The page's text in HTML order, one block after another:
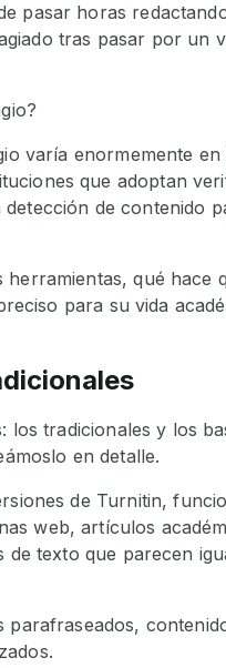
pasar horas
tras pasar por un
varía enormemente
que adoptan
de contenido
qué hace
para su vida
los tradicionales y los
en detalle.
de Turnitin,
web, artículos
de texto que parecen